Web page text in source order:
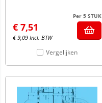
Per 5 STUK
€ 7,51
€9,09 Incl. BTW
Vergelijken